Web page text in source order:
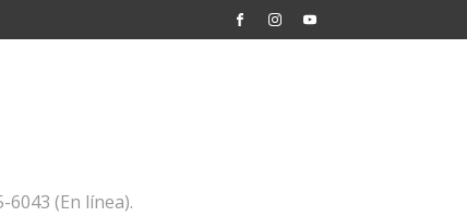
6043 (En línea).